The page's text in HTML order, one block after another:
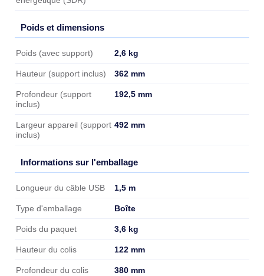
Poids et dimensions
Poids et dimensions
Poids (avec support) 2,6 kg
Hauteur (support inclus) 362 mm
Profondeur (support
inclus)
192,5 mm
Largeur appareil (support
inclus)
492 mm
Informations sur l'emballage
Informations sur l'emballage
Longueur du câble USB 1,5 m
Type d'emballage Boîte
Poids du paquet 3,6 kg
Hauteur du colis 122 mm
Profondeur du colis 380 mm